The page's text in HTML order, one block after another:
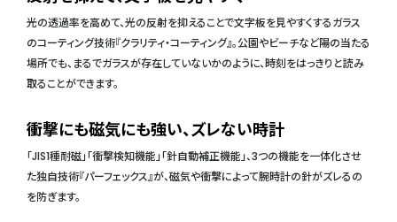
光の透過率を高めて、光の反射を抑えることで文字板を見やすくするガラス
のコーティング技術『クラリティ・コーティング』。公園やビーチなど陽の当たる
場所でも、まるでガラスが存在していないかのように、時刻をはっきりと読み
取ることができます。
衝撃にも磁気にも強い、ズレない時計
「JIS1種耐磁」「衝撃検知機能」「針自動補正機能」、3つの機能を一体化させ
た独自技術『パーフェックス』が、磁気や衝撃によって腕時計の針がズレるの
を防ぎます。